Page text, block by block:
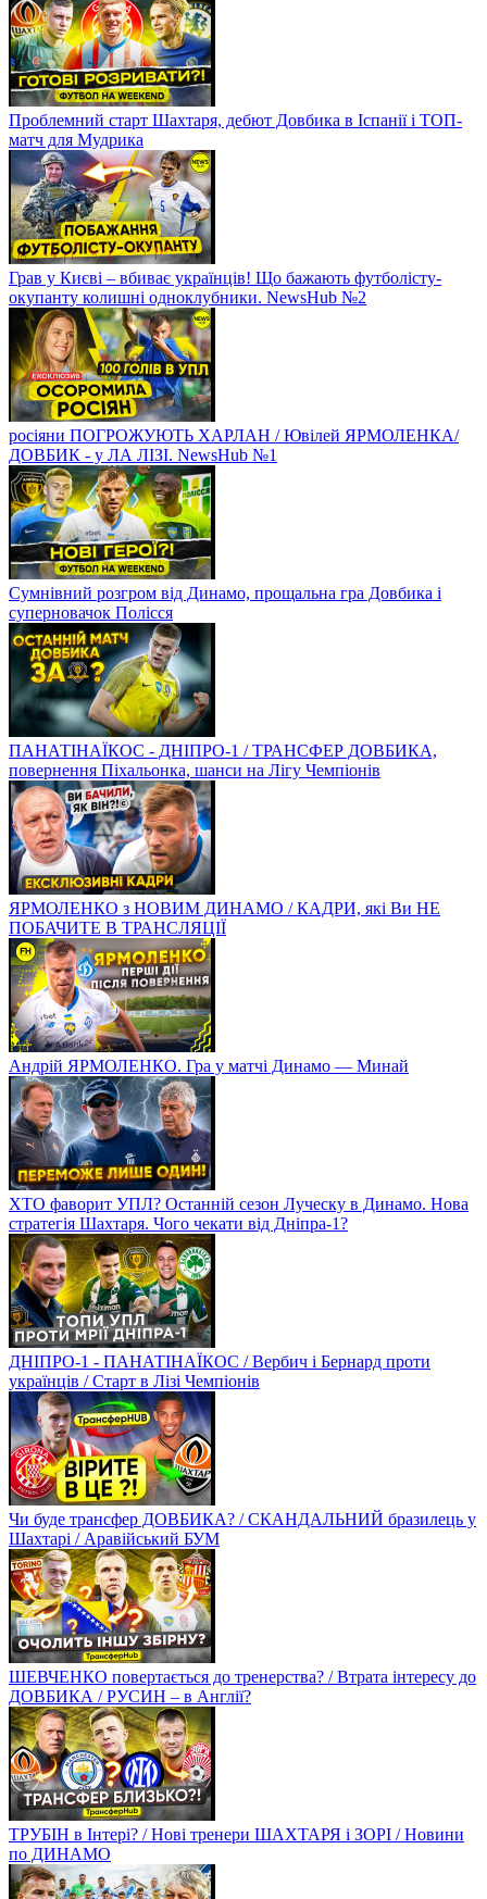
Проблемний старт Шахтаря, дебют Довбика в Іспанії і ТОП-
матч для Мудрика
Грав у Києві – вбиває українців! Що бажають футболісту-
окупанту колишні одноклубники. NewsHub №2
росіяни ПОГРОЖУЮТЬ ХАРЛАН / Ювілей ЯРМОЛЕНКА/
ДОВБИК - у ЛА ЛІЗІ. NewsHub №1
Сумнівний розгром від Динамо, прощальна гра Довбика і
суперновачок Полісся
ПАНАТІНАЇКОС - ДНІПРО-1 / ТРАНСФЕР ДОВБИКА,
повернення Піхальонка, шанси на Лігу Чемпіонів
ЯРМОЛЕНКО з НОВИМ ДИНАМО / КАДРИ, які Ви НЕ
ПОБАЧИТЕ В ТРАНСЛЯЦІЇ
Андрій ЯРМОЛЕНКО. Гра у матчі Динамо — Минай
ХТО фаворит УПЛ? Останній сезон Луческу в Динамо. Нова
стратегія Шахтаря. Чого чекати від Дніпра-1?
ДНІПРО-1 - ПАНАТІНАЇКОС / Вербич і Бернард проти
українців / Старт в Лізі Чемпіонів
Чи буде трансфер ДОВБИКА? / СКАНДАЛЬНИЙ бразилець у
Шахтарі / Аравійський БУМ
ШЕВЧЕНКО повертається до тренерства? / Втрата інтересу до
ДОВБИКА / РУСИН – в Англії?
ТРУБІН в Інтері? / Нові тренери ШАХТАРЯ і ЗОРІ / Новини
по ДИНАМО